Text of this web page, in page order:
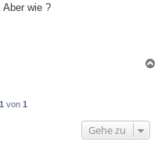
wie ?
1 von 1
Gehe zu